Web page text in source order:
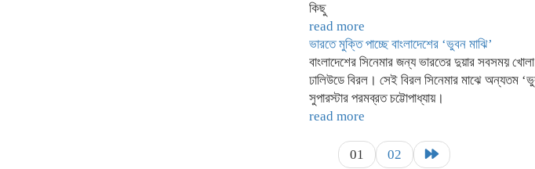
কিছু
read more
ভারতে মুক্তি পাচ্ছে বাংলাদেশের ‘ভুবন মাঝি’
বাংলাদেশের সিনেমার জন্য ভারতের দুয়ার সবসময়
ঢালিউডে বিরল। সেই বিরল সিনেমার মাঝে অন্যতম
সুপারস্টার পরমব্রত চট্টোপাধ্যায়।
read more
01 02